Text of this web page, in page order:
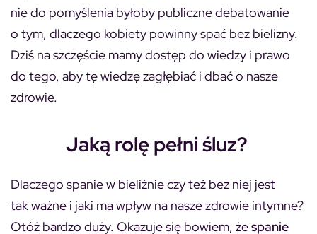
nie do pomyślenia byłoby publiczne debatowanie
o tym, dlaczego kobiety powinny spać bez bielizny.
Dziś na szczęście mamy dostęp do wiedzy i prawo
do tego, aby tę wiedzę zagłębiać i dbać o nasze
zdrowie.
Jaką rolę pełni śluz?
Dlaczego spanie w bieliźnie czy też bez niej jest
tak ważne i jaki ma wpływ na nasze zdrowie intymne?
Otóż bardzo duży. Okazuje się bowiem, żespanie